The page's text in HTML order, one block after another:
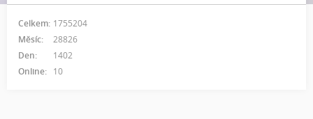
Online: 10
Celkem: 1755204
Měsíc:
28826
Den:
1402